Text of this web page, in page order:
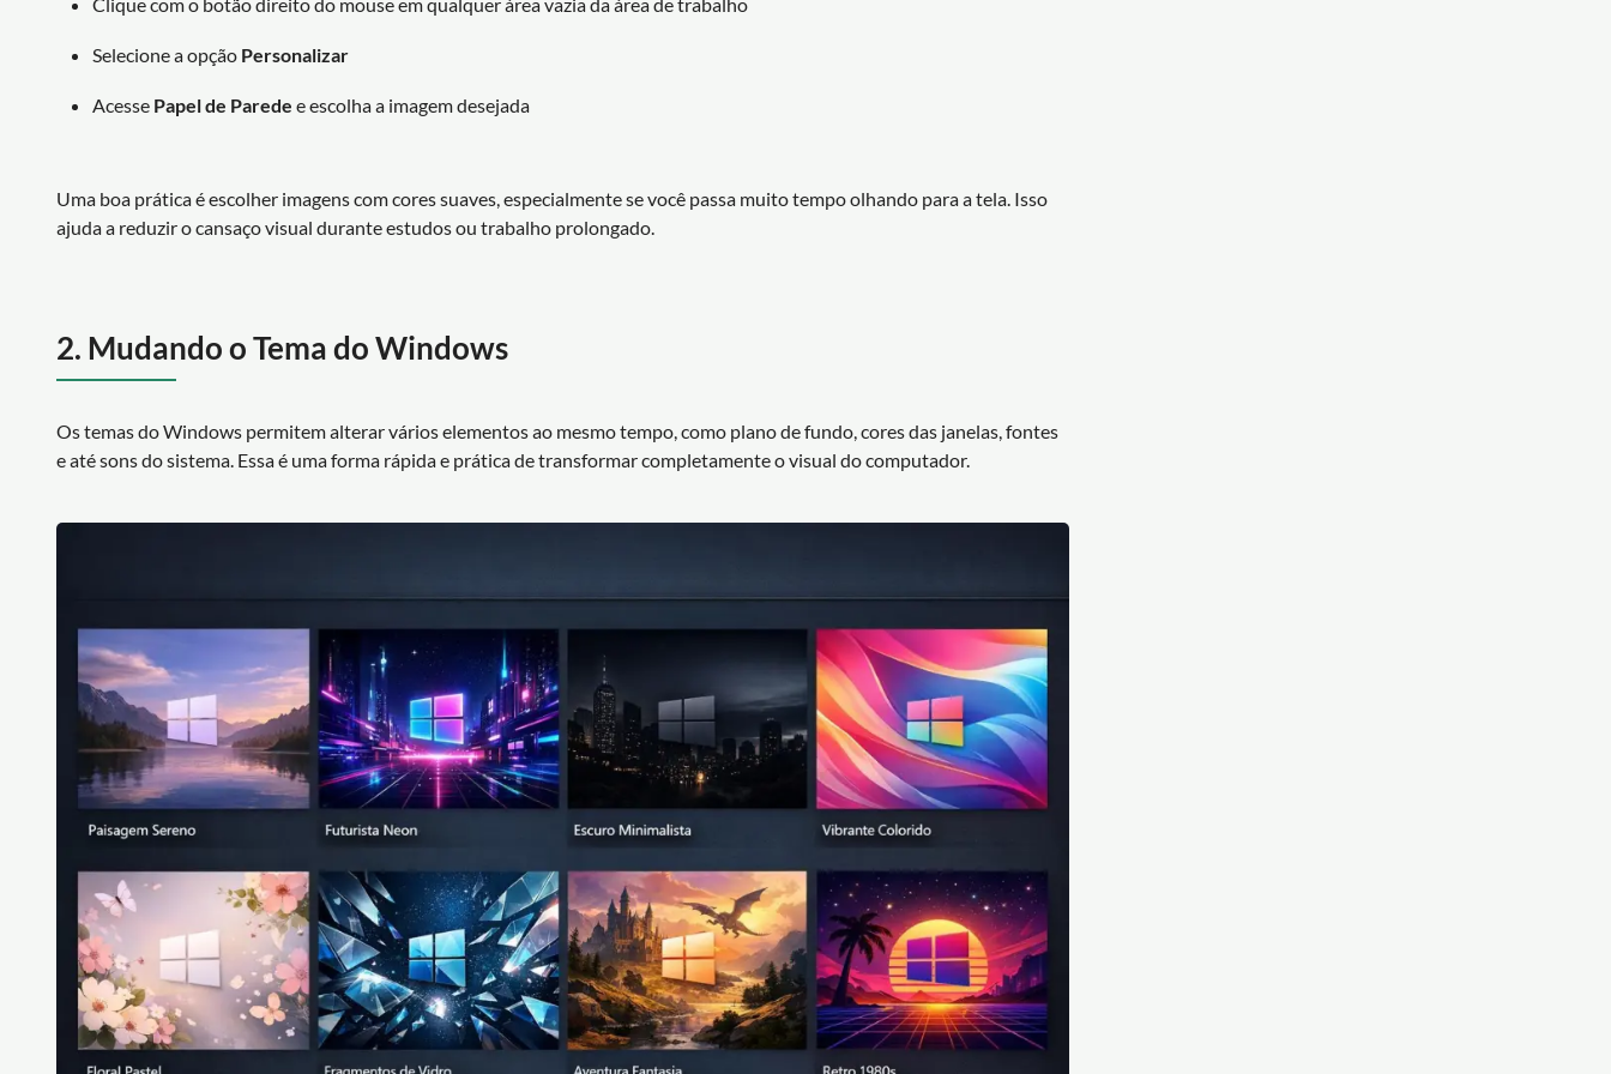
Selecione a opção Personalizar
Acesse Papel de Parede e escolha a imagem desejada
Uma boa prática é escolher imagens com cores suaves, especialmente se você passa muito tempo olhando para a tela. Isso
ajuda a reduzir o cansaço visual durante estudos ou trabalho prolongado.
2. Mudando o Tema do Windows
Os temas do Windows permitem alterar vários elementos ao mesmo tempo, como plano de fundo, cores das janelas, fontes
e até sons do sistema. Essa é uma forma rápida e prática de transformar completamente o visual do computador.